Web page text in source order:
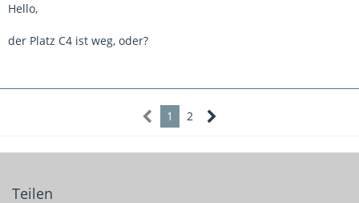
Hello,
der Platz C4 ist weg, oder?
1 2
Teilen